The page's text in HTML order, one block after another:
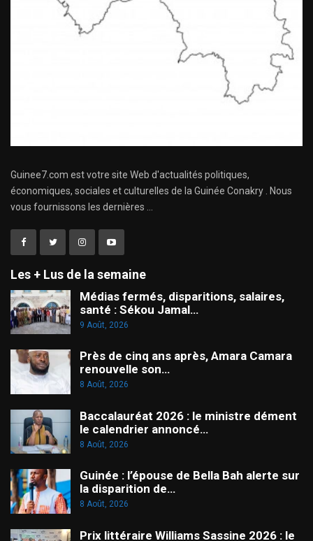
Guinee7.com est votre site Web d'actualités politiques,
économiques, sociales et culturelles de la Guinée Conakry . Nous
vous fournissons les dernières ...
Les + Lus de la semaine
Médias fermés, disparitions, salaires,
santé : Sékou Jamal…
9 Août, 2026
Près de cinq ans après, Amara Camara
renouvelle son…
8 Août, 2026
Baccalauréat 2026 : le ministre dément
le calendrier annoncé…
8 Août, 2026
Guinée : l’épouse de Bella Bah alerte sur
la disparition de…
8 Août, 2026
Prix littéraire Williams Sassine 2026 : le